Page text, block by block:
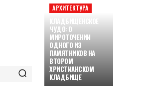
АРХИТЕКТУРА
КЛАДБИЩЕНСКОЕ
ЧУДО: О
МИРОТОЧЕНИИ
ОДНОГО ИЗ
ПАМЯТНИКОВ НА
ВТОРОМ
ХРИСТИАНСКОМ
КЛАДБИЩЕ